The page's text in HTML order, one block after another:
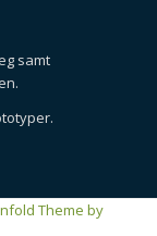
samt
Theme by